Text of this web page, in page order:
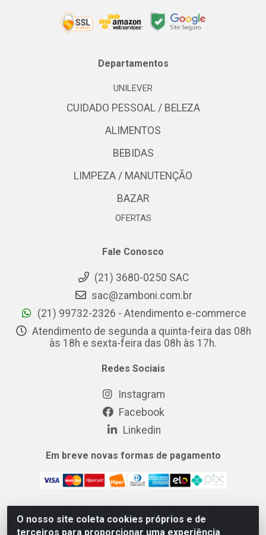
O nosso site coleta cookies próprios e de
terceiros para proporcionar uma experiência
Departamentos
UNILEVER
CUIDADO PESSOAL / BELEZA
ALIMENTOS
BEBIDAS
LIMPEZA / MANUTENÇÃO
BAZAR
OFERTAS
Fale Conosco
(21) 3680-0250 SAC
sac@zamboni.com.br
(21) 99732-2326 - Atendimento e-commerce
Atendimento de segunda a quinta-feira das 08h
às 18h e sexta-feira das 08h às 17h.
Redes Sociais
Instagram
Facebook
Linkedin
Em breve novas formas de pagamento
MIX CERTO DISTRIBUIDORA DE COSMÉTICOS ALIMENTOS E